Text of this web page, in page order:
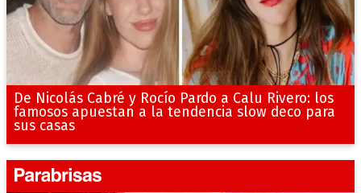
De Nicolás Cabré y Rocío Pardo a Calu Rivero: los
famosos apuestan a la tendencia slow deco para
sus casas